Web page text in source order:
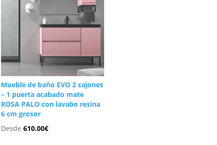
Mueble de baño EVO 2 cajones
– 1 puerta acabado mate
ROSA PALO con lavabo resina
6 cm grosor
Desde610.00€